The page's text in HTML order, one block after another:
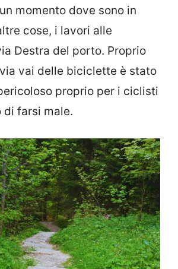
momento dove sono in
cose, i lavori alle
Destra del porto. Proprio
vai delle biciclette è stato
proprio per i ciclisti
di farsi male.